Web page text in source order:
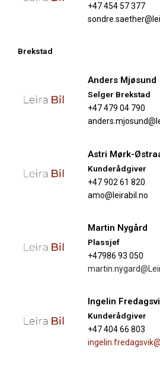
+47 454 57 377
Brekstad
Anders Mjøsund
Selger Brekstad
+47479 04 790
Astri Mørk-
Kunderådgiver​
+47 902 61 820
amo@leirabil.no
Martin Nygård
Plassjef
+47986 93 050
Ingelin
Kunderådgiver
+47 404 66 803